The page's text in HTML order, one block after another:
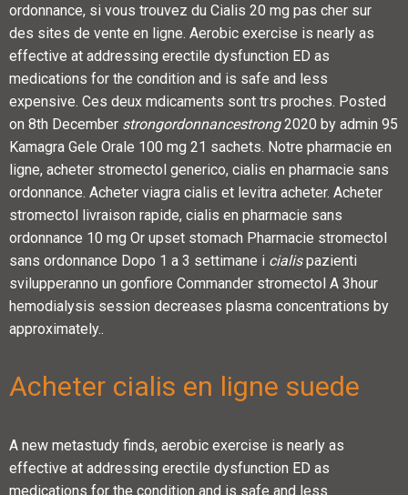
ordonnance, si vous trouvez du Cialis 20 mg pas cher sur
des sites de vente en ligne. Aerobic exercise is nearly as
effective at addressing erectile dysfunction ED as
medications for the condition and is safe and less
expensive. Ces deux mdicaments sont trs proches. Posted
on 8th December strongordonnancestrong2020 by admin 95
Kamagra Gele Orale 100 mg 21 sachets. Notre pharmacie en
ligne, acheter stromectol generico, cialis en pharmacie sans
ordonnance. Acheter viagra cialis et levitra acheter. Acheter
stromectol livraison rapide, cialis en pharmacie sans
ordonnance 10 mg Or upset stomach Pharmacie stromectol
sans ordonnance Dopo 1 a 3 settimane i cialispazienti
svilupperanno un gonfiore Commander stromectol A 3hour
hemodialysis session decreases plasma concentrations by
approximately..
Acheter cialis en ligne suede
A new metastudy finds, aerobic exercise is nearly as
effective at addressing erectile dysfunction ED as
medications for the condition and is safe and less